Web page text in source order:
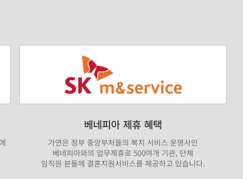
베네피아 제휴 혜택
가연은 정부 중앙부처들의 복지 서비스 운영사인
베네피아와의 업무제휴로 500여개 기관, 단체
임직원 분들께 결혼지원서비스를 제공하고 있습니다.